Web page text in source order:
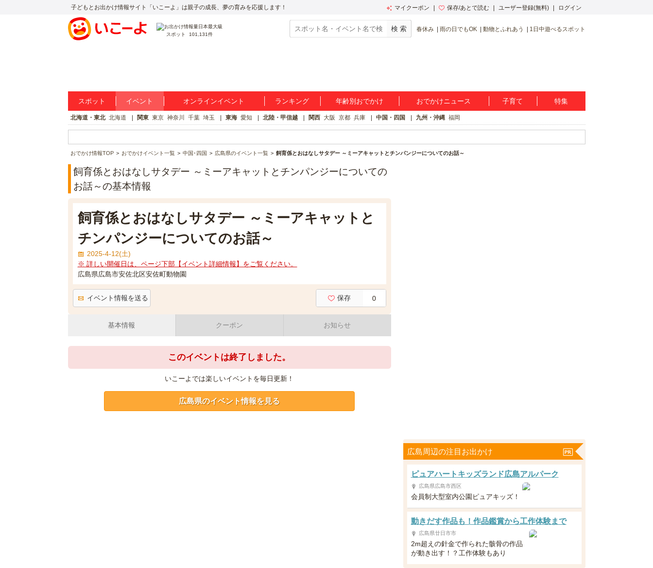
子どもとお出かけ情報サイト「いこーよ」は親子の成長、夢の育みを応援します！ マイクーポン 保存/あとで読む ユーザー登録(無料) ログイン
スポット 101,131件
春休み 雨の日でもOK 動物とふれあう 1日中遊べるスポット
スポット イベント オンラインイベント ランキング 年齢別おでかけ おでかけニュース 子育て 特集
北海道・東北 北海道 関東 東京 神奈川 千葉 埼玉 東海 愛知 北陸・甲信越 関西 大阪 京都 兵庫 中国・四国 九州・沖縄 福岡
おでかけ情報TOP おでかけイベント一覧 中国･四国 広島県のイベント一覧 飼育係とおはなしサタデー ～ミーアキャットとチンパンジーについてのお話～
飼育係とおはなしサタデー ～ミーアキャットとチンパンジーについての
お話～の基本情報
飼育係とおはなしサタデー ～ミーアキャットと
チンパンジーについてのお話～
2025-4-12(土)
※ 詳しい開催日は、ページ下部【イベント詳細情報】をご覧ください。
広島県広島市安佐北区安佐町動物園
イベント情報を送る 保存 0
基本情報 クーポン お知らせ
このイベントは終了しました。
いこーよでは楽しいイベントを毎日更新！
広島県のイベント情報を見る
広島周辺の注目お出かけ
ピュアハートキッズランド広島アルパーク
広島県広島市西区
会員制大型室内公園ピュアキッズ！
動きだす作品も！作品鑑賞から工作体験まで
広島県廿日市市
2m超えの針金で作られた骸骨の作品
が動き出す！？工作体験もあり